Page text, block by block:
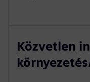
Közvetlen